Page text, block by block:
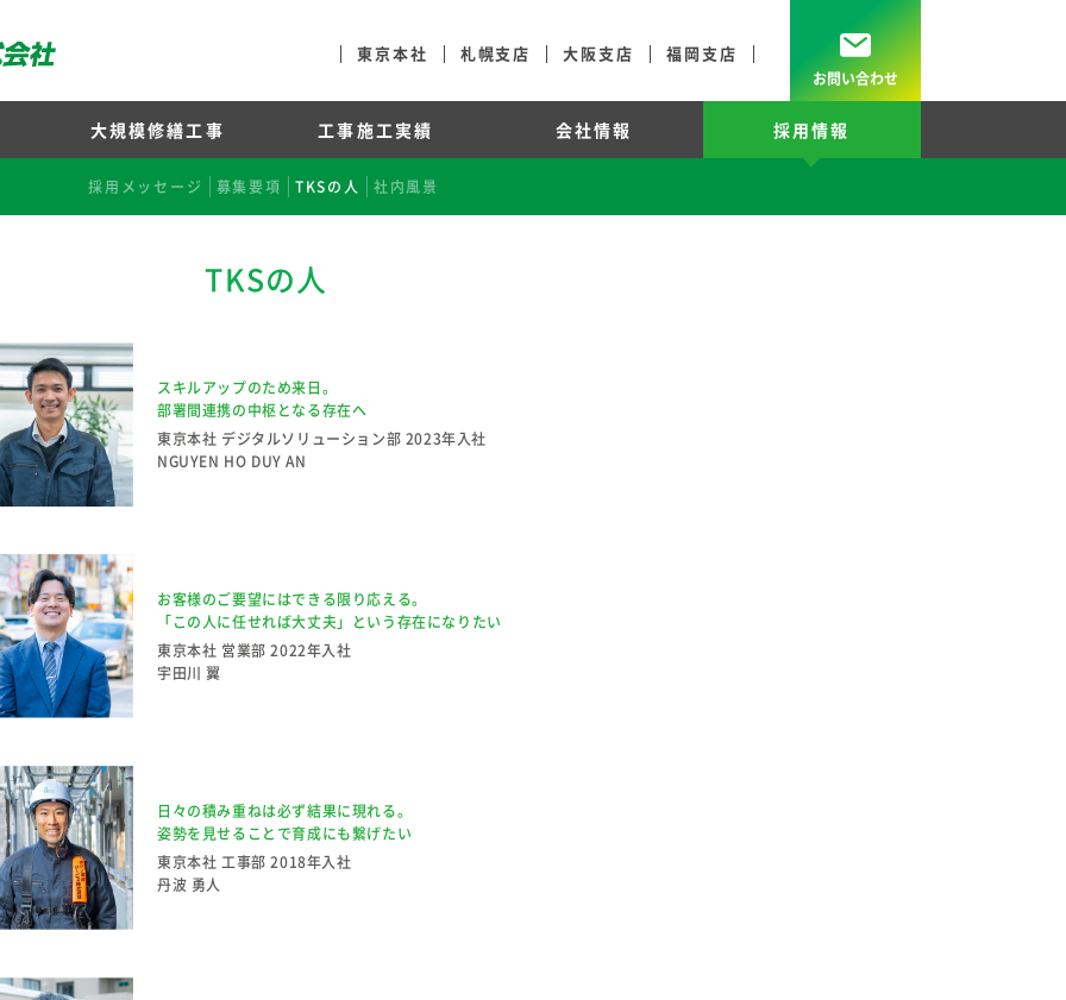
東京本社 札幌支店 大阪支店 福岡支店
お問い合わせ
ア複合防水 長期保証内外装塗料 長期保証内外壁塗装改修システム
断 新システム BIMモデルの活用 大規模修繕工事の3D工事シミュレーション
大規模修繕工事
実施時期の目安 工事に入るまで 工事内容一覧 長期修繕計画
工事施工実績
工実績一覧 超高層事例 外断熱事例 耐震工事事例 長期保証商材施工事例
会社情報
会社概要 沿革 企業理念 安全の取り組み アクセス
採用情報
採用メッセージ 募集要項 TKSの人 社内風景
TKSの人
スキルアップのため来日。
部署間連携の中枢となる存在へ
東京本社 デジタルソリューション部 2023年入社
NGUYEN HO DUY AN
お客様のご要望にはできる限り応える。
「この人に任せれば大丈夫」という存在になりたい
東京本社 営業部2022年入社
宇田川 翼
日々の積み重ねは必ず結果に現れる。
姿勢を見せることで育成にも繋げたい
東京本社 工事部2018年入社
丹波 勇人